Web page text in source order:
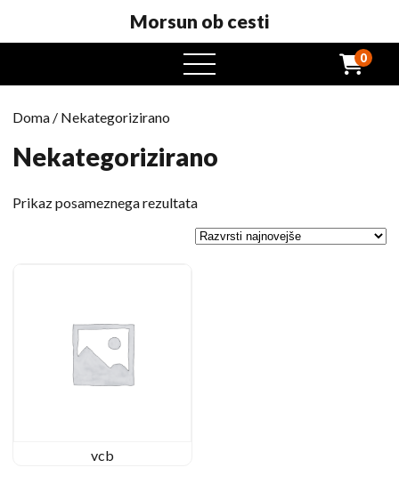
Morsun ob cesti
odprt
meni
0
Doma / Nekategorizirano
Nekategorizirano
Prikaz posameznega rezultata
vcb